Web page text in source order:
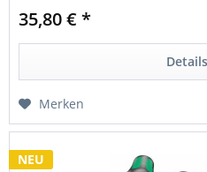
35,80 € *
Details
Merken
NEU